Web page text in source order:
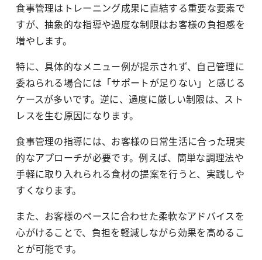
食事管理はトレーニング成果に直結する重要な要素で
すが、抽象的な指導や過度な制限はお客様の負担感を
増やします。
特に、具体的なメニュー例が提示されず、自己管理に
委ねられる場合には「サポートが足りない」と感じる
ケースが多いです。逆に、過度に厳しい制限は、スト
レスを生む原因になります。
食事管理の指導には、お客様の日常生活に合った現実
的なアプローチが必要です。例えば、簡単な調理法や
手軽に取り入れられる食材の提案を行うと、実践しや
すくなります。
また、お客様のペースに合わせた柔軟なアドバイスを
心がけることで、負担を軽減しながら効果を高めるこ
とが可能です。